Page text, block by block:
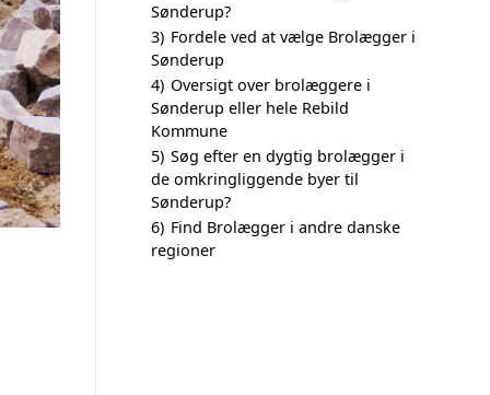
Sønderup?
3) Fordele ved at vælge Brolægger i
Sønderup
4) Oversigt over brolæggere i
Sønderup eller hele Rebild
Kommune
5) Søg efter en dygtig brolægger i
de omkringliggende byer til
Sønderup?
6) Find Brolægger i andre danske
regioner